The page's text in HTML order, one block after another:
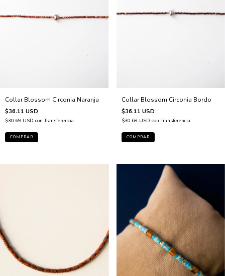
Collar Blossom Circonia Naranja
$36.11 USD
$30.69 USD con Transferencia
Collar Blossom Circonia Bordo
$36.11 USD
$30.69 USD con Transferencia